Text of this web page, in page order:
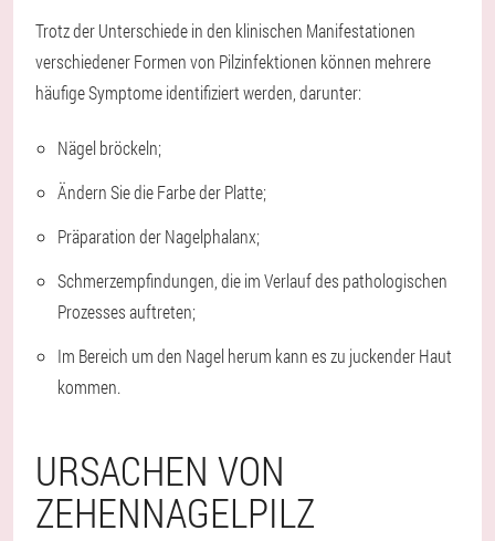
Trotz der Unterschiede in den klinischen Manifestationen
verschiedener Formen von Pilzinfektionen können mehrere
häufige Symptome identifiziert werden, darunter:
Nägel bröckeln;
Ändern Sie die Farbe der Platte;
Präparation der Nagelphalanx;
Schmerzempfindungen, die im Verlauf des pathologischen
Prozesses auftreten;
Im Bereich um den Nagel herum kann es zu juckender Haut
kommen.
URSACHEN VON
ZEHENNAGELPILZ